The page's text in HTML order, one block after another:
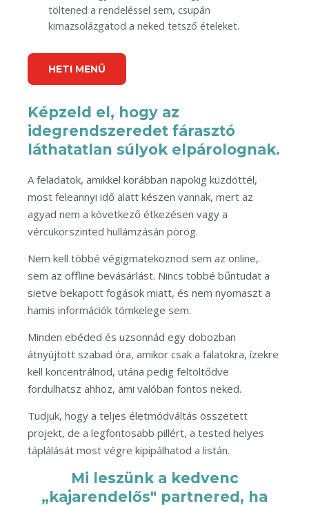
töltened a rendeléssel sem, csupán
kimazsolázgatod a neked tetsző ételeket.
HETI MENÜ
Képzeld el, hogy az
idegrendszeredet fárasztó
láthatatlan súlyok elpárolognak.
A feladatok, amikkel korábban napokig küzdöttél,
most feleannyi idő alatt készen vannak, mert az
agyad nem a következő étkezésen vagy a
vércukorszinted hullámzásán pörög.
Nem kell többé végigmatekoznod sem az online,
sem az offline bevásárlást. Nincs többé bűntudat a
sietve bekapott fogások miatt, és nem nyomaszt a
hamis információk tömkelege sem.
Minden ebéded és uzsonnád egy dobozban
átnyújtott szabad óra, amikor csak a falatokra, ízekre
kell koncentrálnod, utána pedig feltöltődve
fordulhatsz ahhoz, ami valóban fontos neked.
Tudjuk, hogy a teljes életmódváltás összetett
projekt, de a legfontosabb pillért, a tested helyes
táplálását most végre kipipálhatod a listán.
Mi leszünk a kedvenc
„kajarendelős" partnered, ha